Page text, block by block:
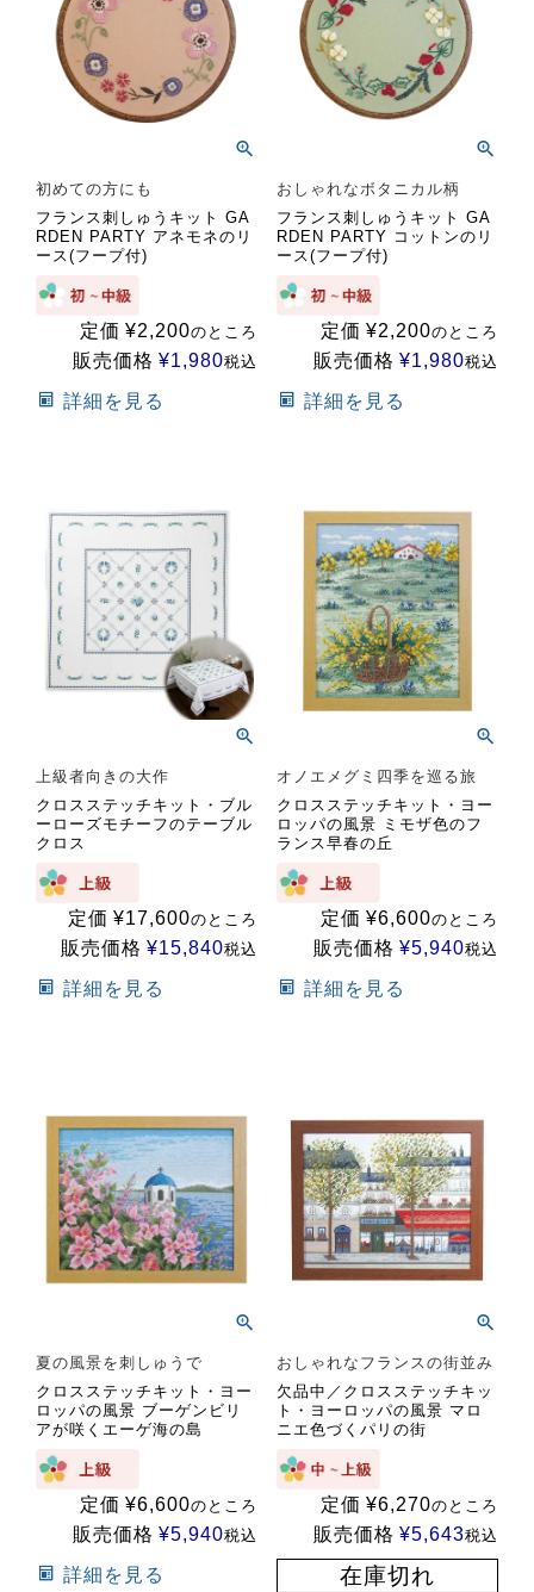
初めての方にも
フランス刺しゅうキット GA
RDEN PARTY アネモネのリ
ース(フープ付)
定価 ¥2,200のところ
販売価格 ¥1,980税込
詳細を見る
おしゃれなボタニカル柄
フランス刺しゅうキット GA
RDEN PARTY コットンのリ
ース(フープ付)
定価 ¥2,200のところ
販売価格 ¥1,980税込
詳細を見る
上級者向きの大作
クロスステッチキット・ブル
ーローズモチーフのテーブル
クロス
定価 ¥17,600のところ
販売価格 ¥15,840税込
詳細を見る
オノエメグミ四季を巡る旅
クロスステッチキット・ヨー
ロッパの風景 ミモザ色のフ
ランス早春の丘
定価 ¥6,600のところ
販売価格 ¥5,940税込
詳細を見る
夏の風景を刺しゅうで
クロスステッチキット・ヨー
ロッパの風景 ブーゲンビリ
アが咲くエーゲ海の島
定価 ¥6,600のところ
販売価格 ¥5,940税込
詳細を見る
おしゃれなフランスの街並み
欠品中／クロスステッチキッ
ト・ヨーロッパの風景 マロ
ニエ色づくパリの街
定価 ¥6,270のところ
販売価格 ¥5,643税込
在庫切れ